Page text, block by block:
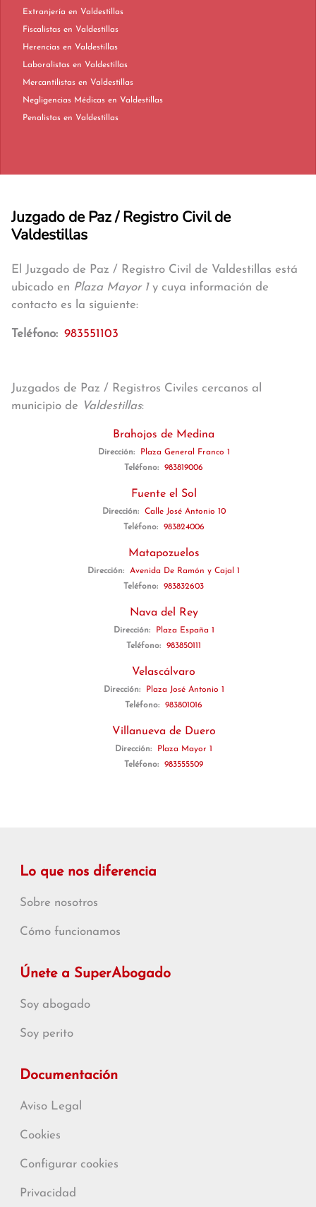
Extranjería en Valdestillas
Fiscalistas en Valdestillas
Herencias en Valdestillas
Laboralistas en Valdestillas
Mercantilistas en Valdestillas
Negligencias Médicas en Valdestillas
Penalistas en Valdestillas
Juzgado de Paz / Registro Civil de
Valdestillas
El Juzgado de Paz / Registro Civil de Valdestillas está
ubicado en Plaza Mayor 1y cuya información de
contacto es la siguiente:
Teléfono: 983551103
Juzgados de Paz / Registros Civiles cercanos al
municipio de Valdestillas:
Brahojos de Medina
Dirección:
Plaza General Franco 1
Teléfono:
983819006
Fuente el Sol
Dirección:
Calle José Antonio 10
Teléfono:
983824006
Matapozuelos
Dirección:
Avenida De Ramón y Cajal 1
Teléfono:
983832603
Nava del Rey
Dirección:
Plaza España 1
Teléfono:
983850111
Velascálvaro
Dirección:
Plaza José Antonio 1
Teléfono:
983801016
Villanueva de Duero
Dirección:
Plaza Mayor 1
Teléfono:
983555509
Lo que nos diferencia
Sobre nosotros
Cómo funcionamos
Únete a SuperAbogado
Soy abogado
Soy perito
Documentación
Aviso Legal
Cookies
Configurar cookies
Privacidad